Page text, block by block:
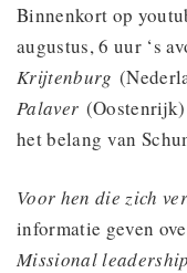
Binnenkort op
augustus, 6 uur ‘s
Krijtenburg
Palaver (Oostenrijk)
het belang van
Voor hen die zich
informatie geven
Missional